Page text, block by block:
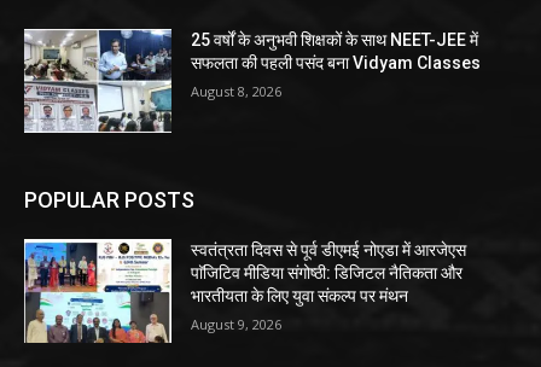
25 वर्षों के अनुभवी शिक्षकों के साथ NEET-JEE में
सफलता की पहली पसंद बना Vidyam Classes
August 8, 2026
POPULAR POSTS
स्वतंत्रता दिवस से पूर्व डीएमई नोएडा में आरजेएस
पाॅजिटिव मीडिया संगोष्ठी: डिजिटल नैतिकता और
भारतीयता के लिए युवा संकल्प पर मंथन
August 9, 2026